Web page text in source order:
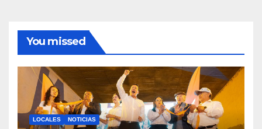
You missed
LOCALES NOTICIAS